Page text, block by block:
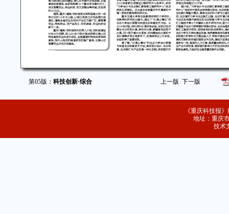
第05版： 科技创新·综合 上一版 下一版
《重庆科技报
地址：重庆
技术